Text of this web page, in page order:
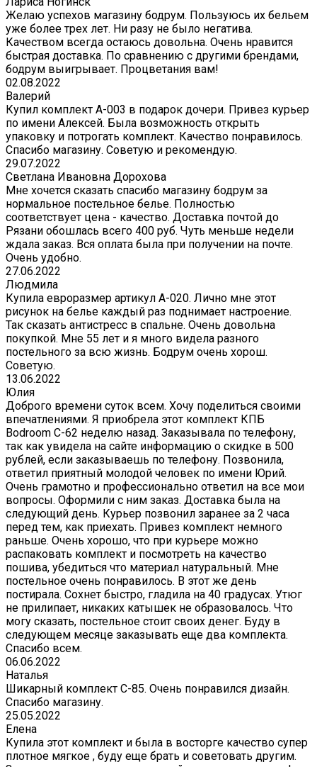
Желаю успехов магазину бодрум. Пользуюсь их бельем
уже более трех лет. Ни разу не было негатива.
Качеством всегда остаюсь довольна. Очень нравится
быстрая доставка. По сравнению с другими брендами,
бодрум выигрывает. Процветания вам!
02.08.2022
Валерий
Купил комплект A-003 в подарок дочери. Привез курьер
по имени Алексей. Была возможность открыть
упаковку и потрогать комплект. Качество понравилось.
Спасибо магазину. Советую и рекомендую.
29.07.2022
Светлана Ивановна Дорохова
Мне хочется сказать спасибо магазину бодрум за
нормальное постельное белье. Полностью
соответствует цена - качество. Доставка почтой до
Рязани обошлась всего 400 руб. Чуть меньше недели
ждала заказ. Вся оплата была при получении на почте.
Очень удобно.
27.06.2022
Людмила
Купила евроразмер артикул А-020. Лично мне этот
рисунок на белье каждый раз поднимает настроение.
Так сказать антистресс в спальне. Очень довольна
покупкой. Мне 55 лет и я много видела разного
постельного за всю жизнь. Бодрум очень хорош.
Советую.
13.06.2022
Юлия
Доброго времени суток всем. Хочу поделиться своими
впечатлениями. Я приобрела этот комплект КПБ
Bodroom C-62 неделю назад. Заказывала по телефону,
так как увидела на сайте информацию о скидке в 500
рублей, если заказываешь по телефону. Позвонила,
ответил приятный молодой человек по имени Юрий.
Очень грамотно и профессионально ответил на все мои
вопросы. Оформили с ним заказ. Доставка была на
следующий день. Курьер позвонил заранее за 2 часа
перед тем, как приехать. Привез комплект немного
раньше. Очень хорошо, что при курьере можно
распаковать комплект и посмотреть на качество
пошива, убедиться что материал натуральный. Мне
постельное очень понравилось. В этот же день
постирала. Сохнет быстро, гладила на 40 градусах. Утюг
не прилипает, никаких катышек не образовалось. Что
могу сказать, постельное стоит своих денег. Буду в
следующем месяце заказывать еще два комплекта.
Спасибо всем.
06.06.2022
Наталья
Шикарный комплект C-85. Очень понравился дизайн.
Спасибо магазину.
25.05.2022
Елена
Купила этот комплект и была в восторге качество супер
плотное мягкое , буду еще брать и советовать другим.